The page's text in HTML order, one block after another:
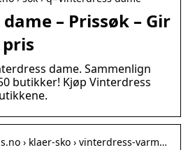
– Prissøk – Gir
dame. Sammenlign
butikker! Kjøp Vinterdress
› klaer-sko › vinterdress-varm…